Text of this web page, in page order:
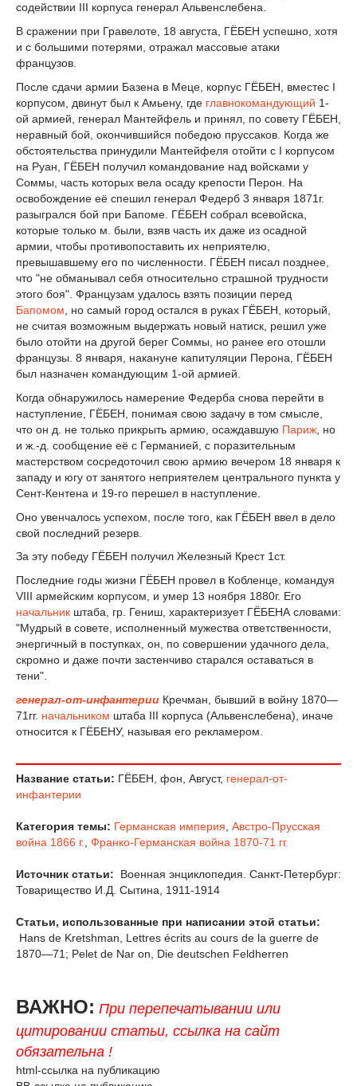
содействии III корпуса генерал Альвенслебена.
В сражении при Гравелоте, 18 августа, ГЁБЕН успешно, хотя
и с большими потерями, отражал массовые атаки
французов.
После сдачи армии Базена в Меце, корпус ГЁБЕН, вместес I
корпусом, двинут был к Амьену, где главнокомандующий 1-
ой армией, генерал Мантейфель и принял, по совету ГЁБЕН,
неравный бой, окончившийся победою пруссаков. Когда же
обстоятельства принудили Мантейфеля отойти с I корпусом
на Руан, ГЁБЕН получил командование над войсками у
Соммы, часть которых вела осаду крепости Перон. На
освобождение её спешил генерал Федерб 3 января 1871г.
разыгрался бой при Бапоме. ГЁБЕН собрал всевойска,
которые только м. были, взяв часть их даже из осадной
армии, чтобы противопоставить их неприятелю,
превышавшему его по численности. ГЁБЕН писал позднее,
что "не обманывал себя относительно страшной трудности
этого боя". Французам удалось взять позиции перед
Бапомом , но самый город остался в руках ГЁБЕН, который,
не считая возможным выдержать новый натиск, решил уже
было отойти на другой берег Соммы, но ранее его отошли
французы. 8 января, накануне капитуляции Перона, ГЁБЕН
был назначен командующим 1-ой армией.
Когда обнаружилось намерение Федерба снова перейти в
наступление, ГЁБЕН, понимая свою задачу в том смысле,
что он д. не только прикрыть армию, осаждавшую Париж , но
и ж.-д. сообщение её с Германией, с поразительным
мастерством сосредоточил свою армию вечером 18 января к
западу и югу от занятого неприятелем центрального пункта у
Сент-Кентена и 19-го перешел в наступление.
Оно увенчалось успехом, после того, как ГЁБЕН ввел в дело
свой последний резерв.
За эту победу ГЁБЕН получил Железный Крест 1ст.
Последние годы жизни ГЁБЕН провел в Кобленце, командуя
VIII армейским корпусом, и умер 13 ноября 1880г. Его
начальник штаба, гр. Гениш, характеризует ГЁБЕНА словами:
"Мудрый в совете, исполненный мужества ответственности,
энергичный в поступках, он, по совершении удачного дела,
скромно и даже почти застенчиво старался оставаться в
тени".
генерал-от-инфантерии Кречман, бывший в войну 1870—
71гг. начальником штаба III корпуса (Альвенслебена), иначе
относится к ГЁБЕНУ, называя его рекламером.
Название статьи: ГЁБЕН, фон, Август, генерал-от-
инфантерии
Категория темы: Германская империя Австро-Прусская
война 1866 г.
Франко-Германская война 1870-71 гг.
Источник статьи:
Военная энциклопедия. Санкт-Петербург:
Товарищество И.Д. Сытина, 1911-1914
Статьи, использованные при написании этой статьи:
Hans de Kretshman, Lettres écrits au cours de la guerre de
1870—71; Pelet de Nar on, Die deutschen Feldherren
ВАЖНО: При перепечатывании или
цитировании статьи, ссылка на сайт
обязательна !
html-ссылка на публикацию